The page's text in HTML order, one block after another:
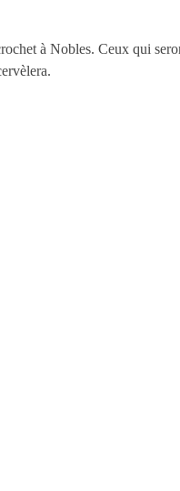
à Nobles. Ceux qui